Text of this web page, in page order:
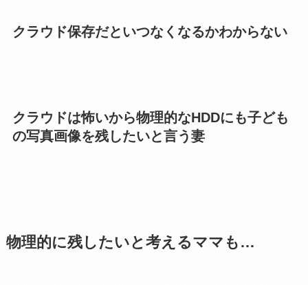
クラウド保存だといつなくなるかわからない
クラウドは怖いから物理的なHDDにも子ども
の写真画像を残したいと言う妻
物理的に残したいと考えるママも…